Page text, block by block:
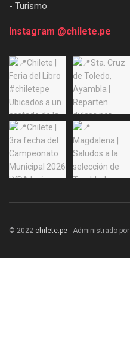
- Turismo
Instagram @chilete.pe
© 2022 chilete.pe - Administrado por